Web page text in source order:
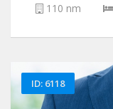
110 nm
ID: 6118